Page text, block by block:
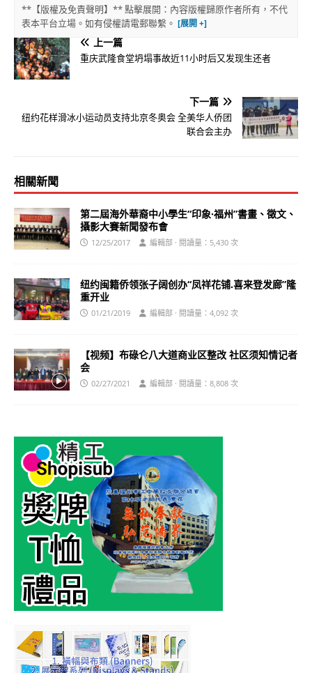
**【版權及免責聲明】** 點擊展開：內容版權歸原作者所有，不代
表本平台立場。如有侵權請電郵聯繫。
上一篇
重庆武隆食堂坍塌事故近11小时后又发现生还者
下一篇
纽约花样滑冰小运动员支持北京冬奥会 全美华人侨团
联合会主办
相關新聞
第二屆海外華裔中小學生“印象·福州”書畫、徵文、
攝影大賽新聞發布會
12/25/2017 編輯部 · 閱讀量：5,430 次
纽约闽籍侨领张子阔创办“凤祥花铺.喜来登发廊”隆
重开业
01/21/2019 編輯部 · 閱讀量：4,092 次
【视频】布碌仑八大道商业区整改 社区须知情记者
会
02/27/2021 編輯部 · 閱讀量：8,808 次